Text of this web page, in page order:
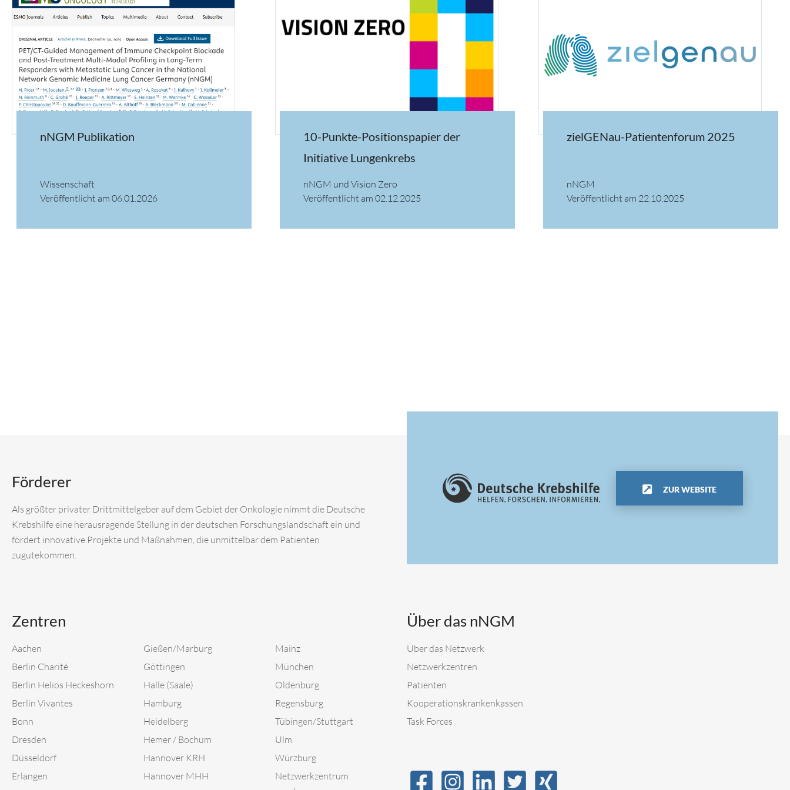
nNGM Publikation
Wissenschaft
Veröffentlicht am 06.01.2026
10-Punkte-Positionspapier der
Initiative Lungenkrebs
nNGM und Vision Zero
Veröffentlicht am 02.12.2025
zielGENau-Patientenforum 2025
nNGM
Veröffentlicht am 22.10.2025
Förderer
Als größter privater Drittmittelgeber auf dem Gebiet der Onkologie nimmt die Deutsche
Krebshilfe eine herausragende Stellung in der deutschen Forschungslandschaft ein und
fördert innovative Projekte und Maßnahmen, die unmittelbar dem Patienten
zugutekommen.
ZUR WEBSITE
Zentren
Aachen
Berlin Charité
Berlin Helios Heckeshorn
Berlin Vivantes
Bonn
Dresden
Düsseldorf
Erlangen
Gießen/Marburg
Göttingen
Halle (Saale)
Hamburg
Heidelberg
Hemer / Bochum
Hannover KRH
Hannover MHH
Mainz
München
Oldenburg
Regensburg
Tübingen/Stuttgart
Ulm
Würzburg
Netzwerkzentrum
Über das nNGM
Über das Netzwerk
Netzwerkzentren
Patienten
Kooperationskrankenkassen
Task Forces